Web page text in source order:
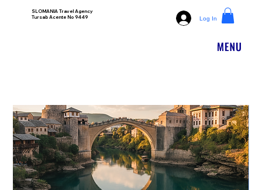
SLOMANIA Travel Agency
Tursab Acente No 9449
Log In